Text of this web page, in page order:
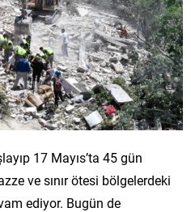
17 Mayıs’ta 45 gün
ve sınır ötesi bölgelerdeki
ediyor. Bugün de